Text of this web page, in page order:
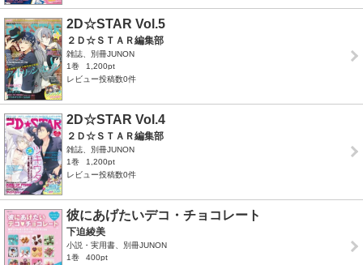
2D☆STAR Vol.5
２Ｄ☆ＳＴＡＲ編集部
雑誌、別冊JUNON
1巻
1,200pt
レビュー投稿数0件
2D☆STAR Vol.4
２Ｄ☆ＳＴＡＲ編集部
雑誌、別冊JUNON
1巻
1,200pt
レビュー投稿数0件
彼にあげたいデコ・チョコレート
下迫綾美
小説・実用書、別冊JUNON
1巻
400pt